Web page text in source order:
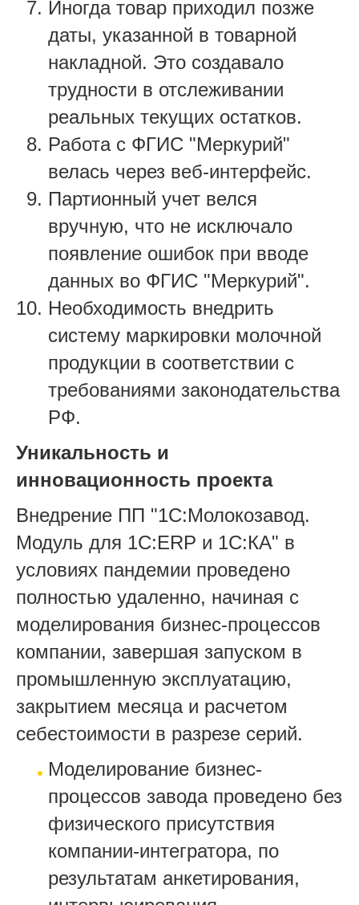
Иногда товар приходил позже
даты, указанной в товарной
накладной. Это создавало
трудности в отслеживании
реальных текущих остатков.
Работа с ФГИС "Меркурий"
велась через веб-интерфейс.
Партионный учет велся
вручную, что не исключало
появление ошибок при вводе
данных во ФГИС "Меркурий".
Необходимость внедрить
систему маркировки молочной
продукции в соответствии с
требованиями законодательства
РФ.
Уникальность и
инновационность проекта
Внедрение ПП "1С:Молокозавод.
Модуль для 1С:ERP и 1С:КА" в
условиях пандемии проведено
полностью удаленно, начиная с
моделирования бизнес-процессов
компании, завершая запуском в
промышленную эксплуатацию,
закрытием месяца и расчетом
себестоимости в разрезе серий.
Моделирование бизнес-
процессов завода проведено без
физического присутствия
компании-интегратора, по
результатам анкетирования,